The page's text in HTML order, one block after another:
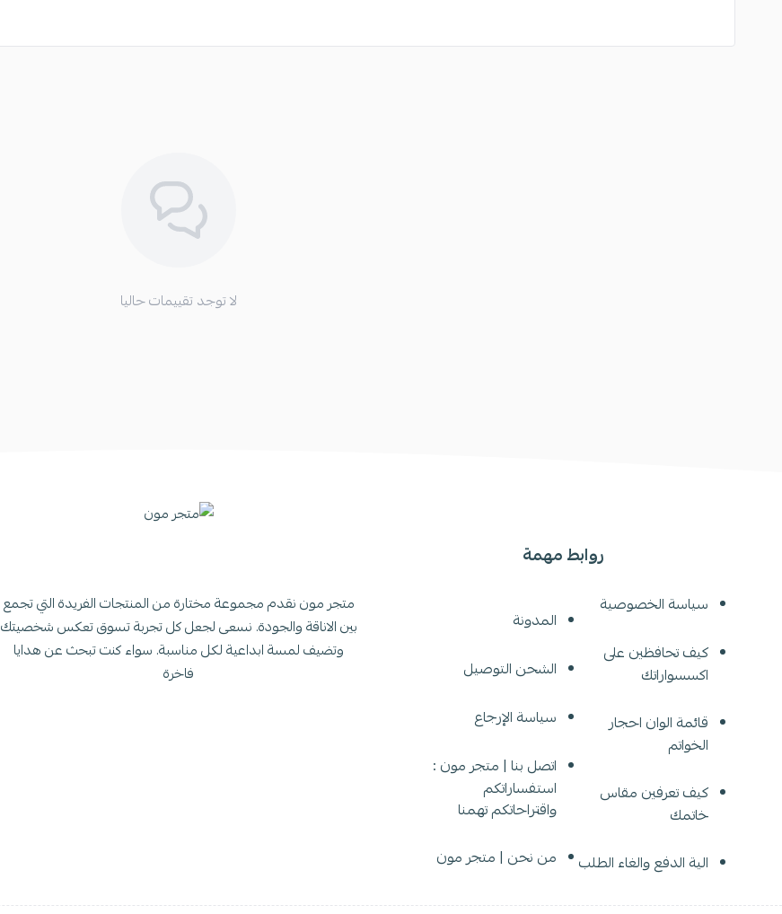
لا توجد تقييمات حاليا
روابط مهمة
سياسة الخصوصية
كيف تحافظين على
اكسسواراتك
قائمة الوان احجار
الخواتم
كيف تعرفين مقاس
خاتمك
الية الدفع والغاء الطلب
المدونة
الشحن التوصيل
سياسة الإرجاع
اتصل بنا | متجر مون :
استفساراتكم
واقتراحاتكم تهمنا
من نحن | متجر مون
متجر مون نقدم مجموعة مختارة من المنتجات الفريدة التي تجمع
بين الاناقة والجودة. نسعى لجعل كل تجربة تسوق تعكس شخصيتك
وتضيف لمسة ابداعية لكل مناسبة. سواء كنت تبحث عن هدايا
فاخرة